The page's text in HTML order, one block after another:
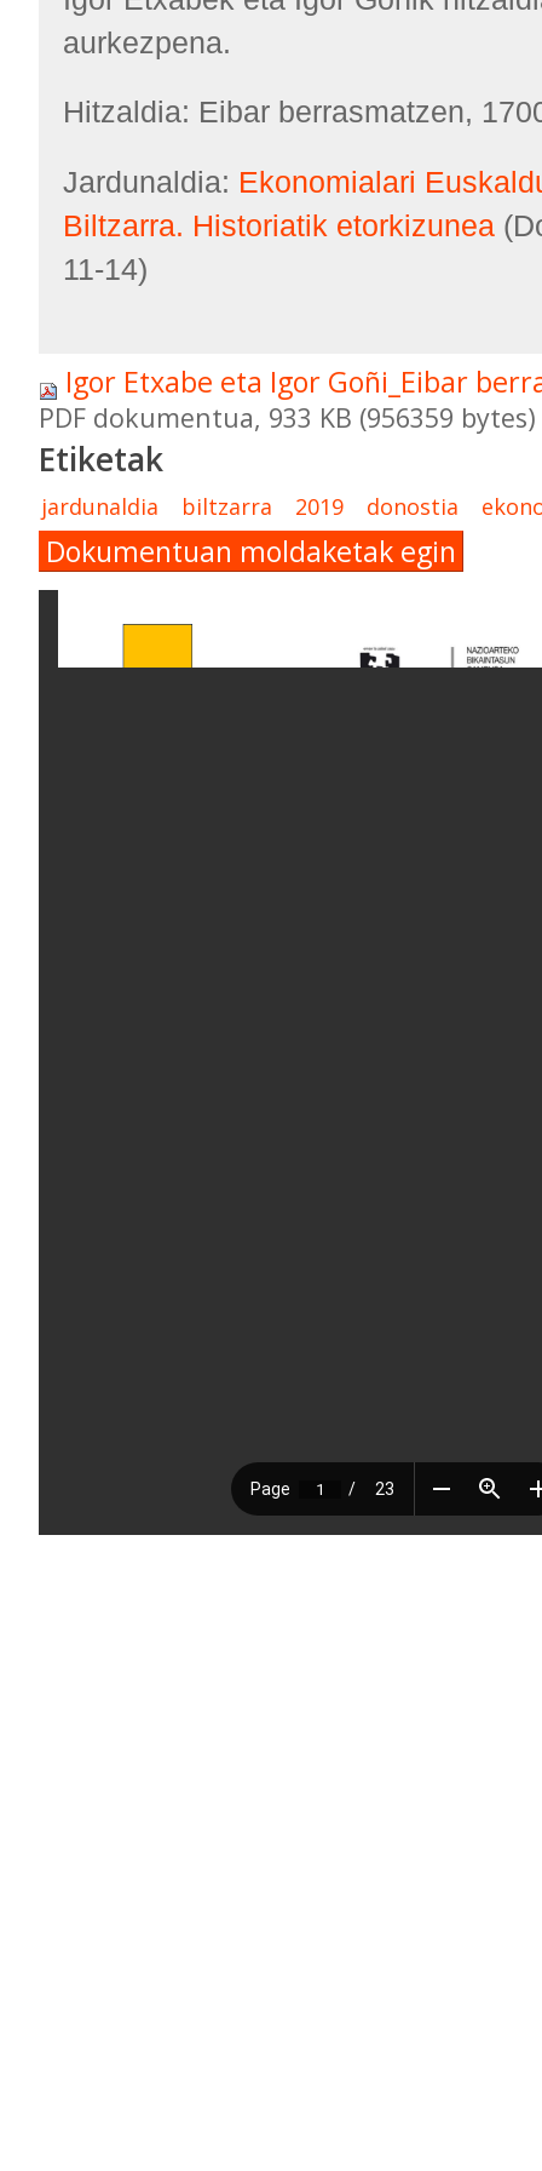
aurkezpena.
Hitzaldia: Eibar berrasmatzen,
Jardunaldia: Ekonomialari
Biltzarra. Historiatik etorkizunea
11-14)
Igor Etxabe eta Igor Goñi_Eibar
PDF dokumentua, 933 KB (956359 bytes)
Etiketak
jardunaldia biltzarra 2019 donostia
Dokumentuan moldaketak egin